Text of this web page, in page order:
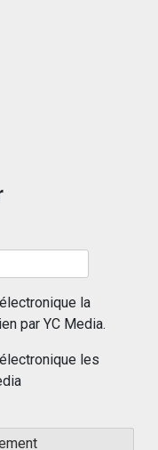
la
par YC Media.
les